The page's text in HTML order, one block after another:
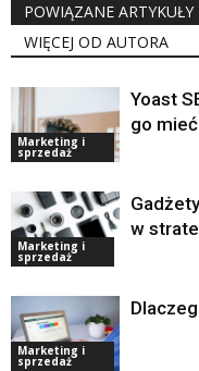
POWIĄZANE ARTYKUŁY
WIĘCEJ OD AUTORA
Marketing i
sprzedaż
Yoast
go
Marketing i
sprzedaż
w
Marketing i
sprzedaż